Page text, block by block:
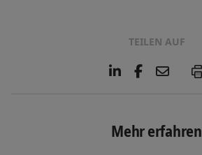
TEILEN AUF
L
e
d
F
o
E
l
Mehr erfahren